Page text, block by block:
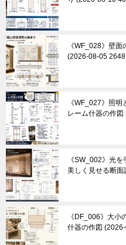
《WF_028》壁
2026-08-05
《WF_027》照
レーム什器の作図
《SW_002》光
美しく見せる断面
《DF_006》大小
什器の作図